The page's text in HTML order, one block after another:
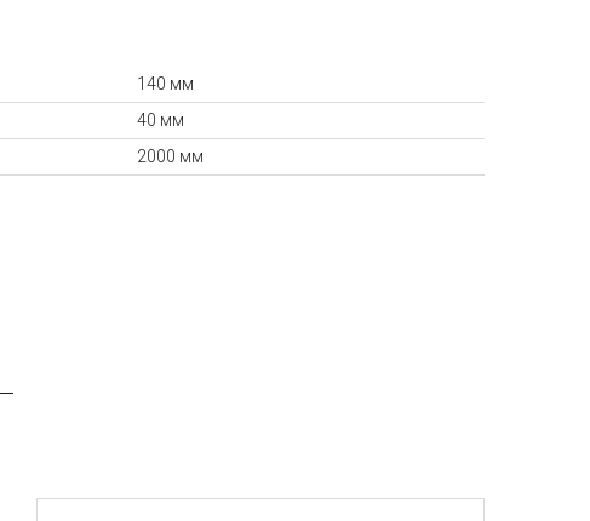
140 мм
40 мм
2000 мм